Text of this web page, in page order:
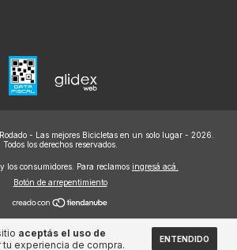
aceptás el uso de
tu experiencia de compra. ENTENDIDO
- Las mejores Bicicletas en un solo lugar - 2026.
Todos los derechos reservados.
los consumidores. Para reclamos ingresá acá.
Botón de arrepentimiento